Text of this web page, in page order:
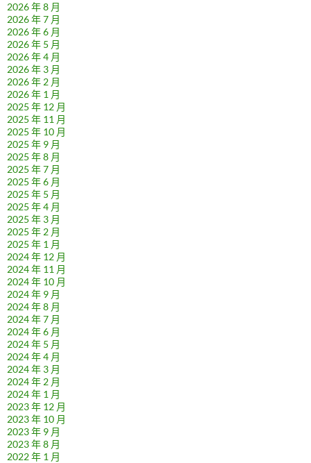
2026 年 8 月
2026 年 7 月
2026 年 6 月
2026 年 5 月
2026 年 4 月
2026 年 3 月
2026 年 2 月
2026 年 1 月
2025 年 12 月
2025 年 11 月
2025 年 10 月
2025 年 9 月
2025 年 8 月
2025 年 7 月
2025 年 6 月
2025 年 5 月
2025 年 4 月
2025 年 3 月
2025 年 2 月
2025 年 1 月
2024 年 12 月
2024 年 11 月
2024 年 10 月
2024 年 9 月
2024 年 8 月
2024 年 7 月
2024 年 6 月
2024 年 5 月
2024 年 4 月
2024 年 3 月
2024 年 2 月
2024 年 1 月
2023 年 12 月
2023 年 10 月
2023 年 9 月
2023 年 8 月
2022 年 1 月